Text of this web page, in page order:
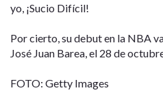
yo, ¡Sucio Difícil!
Por cierto, su debut en la NBA
José Juan Barea, el 28 de
FOTO: Getty Images